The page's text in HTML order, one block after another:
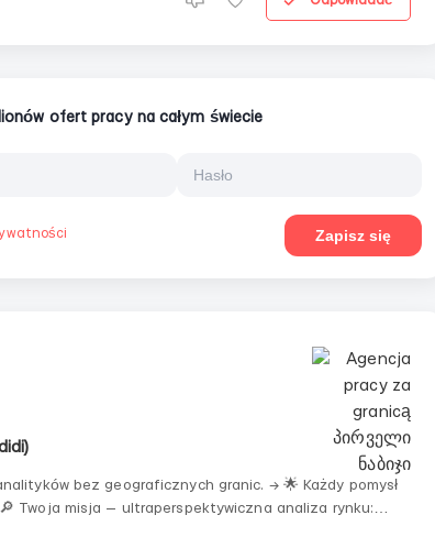
ofert pracy na całym świecie
Zapisz się
geograficznych granic. → 🌟 Każdy pomysł
Twoja misja — ultraperspektywiczna analiza rynku: